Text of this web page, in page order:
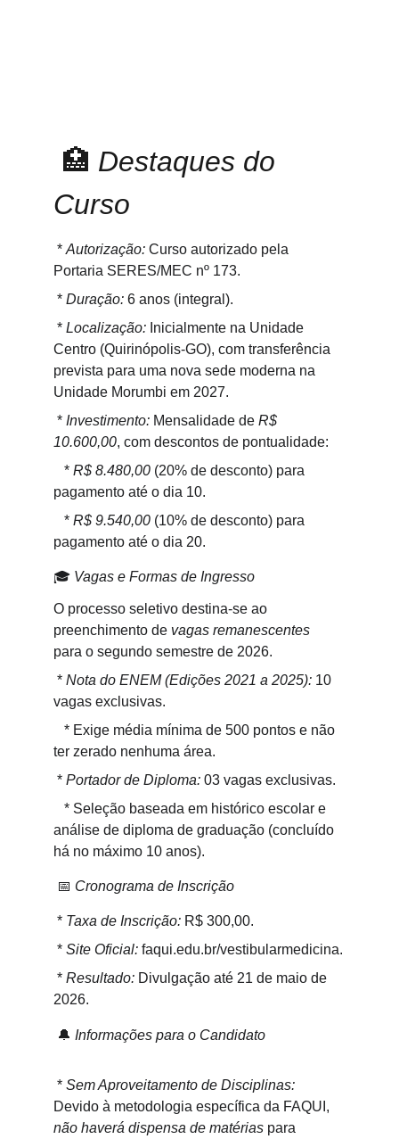
🏥 Destaques do
Curso
* Autorização: Curso autorizado pela
Portaria SERES/MEC nº 173.
* Duração: 6 anos (integral).
* Localização: Inicialmente na Unidade
Centro (Quirinópolis-GO), com transferência
prevista para uma nova sede moderna na
Unidade Morumbi em 2027.
* Investimento: Mensalidade de R$
10.600,00, com descontos de pontualidade:
   *
R$ 8.480,00 (20% de desconto) para
pagamento até o dia 10.
   *
R$ 9.540,00 (10% de desconto) para
pagamento até o dia 20.
🎓 Vagas e Formas de Ingresso
O processo seletivo destina-se ao
preenchimento de vagas remanescentes
para o segundo semestre de 2026.
* Nota do ENEM (Edições 2021 a 2025): 10
vagas exclusivas.
ter zerado nenhuma área.
* Portador de Diploma: 03 vagas exclusivas.
análise de diploma de graduação (concluído
há no máximo 10 anos).
📅 Cronograma de Inscrição
* Taxa de Inscrição: R$ 300,00.
* Site Oficial: faqui.edu.br/vestibularmedicina.
* Resultado: Divulgação até 21 de maio de
2026.
🔔 Informações para o Candidato
* Sem Aproveitamento de Disciplinas:
Devido à metodologia específica da FAQUI,
não haverá dispensa de matérias para